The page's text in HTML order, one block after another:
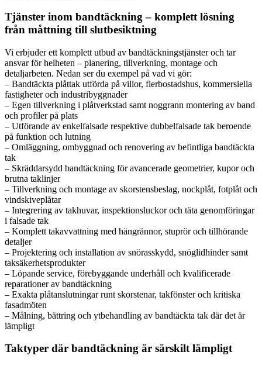
Tjänster inom bandtäckning – komplett lösning
från måttning till slutbesiktning
Vi erbjuder ett komplett utbud av bandtäckningstjänster och tar
ansvar för helheten – planering, tillverkning, montage och
detaljarbeten. Nedan ser du exempel på vad vi gör:
– Bandtäckta plåttak utförda på villor, flerbostadshus, kommersiella
fastigheter och industribyggnader
– Egen tillverkning i plåtverkstad samt noggrann montering av band
och profiler på plats
– Utförande av enkelfalsade respektive dubbelfalsade tak beroende
på funktion och lutning
– Omläggning, ombyggnad och renovering av befintliga bandtäckta
tak
– Skräddarsydd bandtäckning för avancerade geometrier, kupor och
brutna taklinjer
– Tillverkning och montage av skorstensbeslag, nockplåt, fotplåt och
vindskiveplåtar
– Integrering av takhuvar, inspektionsluckor och täta genomföringar
i falsade tak
– Komplett takavvattning med hängrännor, stuprör och tillhörande
detaljer
– Projektering och installation av snörasskydd, snöglidhinder samt
taksäkerhetsprodukter
– Löpande service, förebyggande underhåll och kvalificerade
reparationer av bandtäckning
– Exakta plåtanslutningar runt skorstenar, takfönster och kritiska
fasadmöten
– Målning, bättring och ytbehandling av bandtäckta tak där det är
lämpligt
Taktyper där bandtäckning är särskilt lämpligt